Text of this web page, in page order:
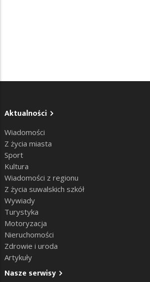
Aktualności
Wiadomości
Z życia miasta
Sport
Kultura
Wiadomości z regionu
Z życia suwalskich szkół
Wywiady
Turystyka
Motoryzacja
Nieruchomości
Zdrowie i uroda
Artykuły
Nasze serwisy